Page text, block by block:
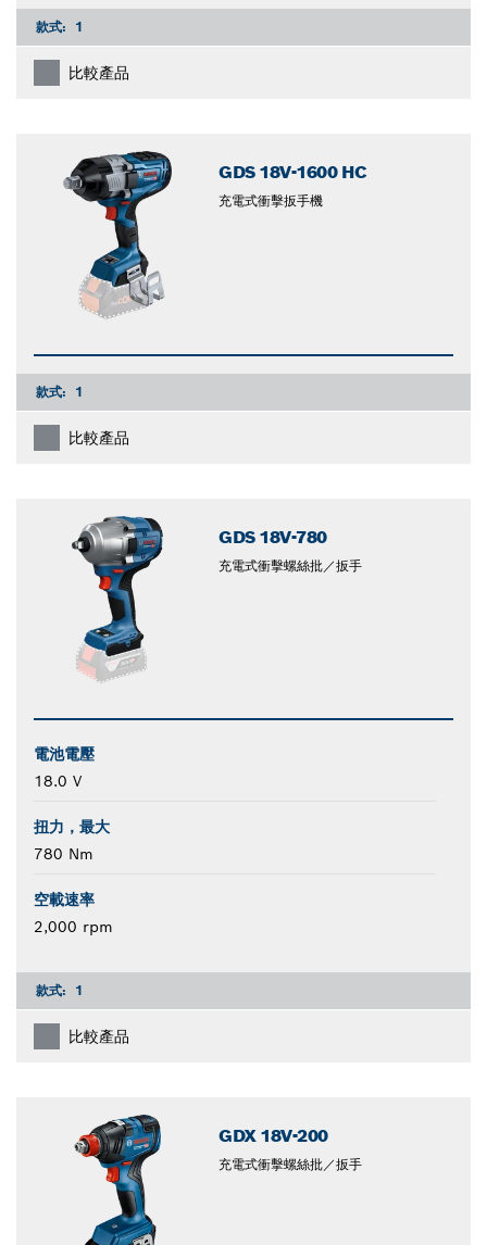
款式: 1
比較產品
GDS 18V-1600 HC
充電式衝擊扳手機
款式: 1
比較產品
GDS 18V-780
充電式衝擊螺絲批／扳手
電池電壓
18.0 V
扭力，最大
780 Nm
空載速率
2,000 rpm
款式: 1
比較產品
GDX 18V-200
充電式衝擊螺絲批／扳手